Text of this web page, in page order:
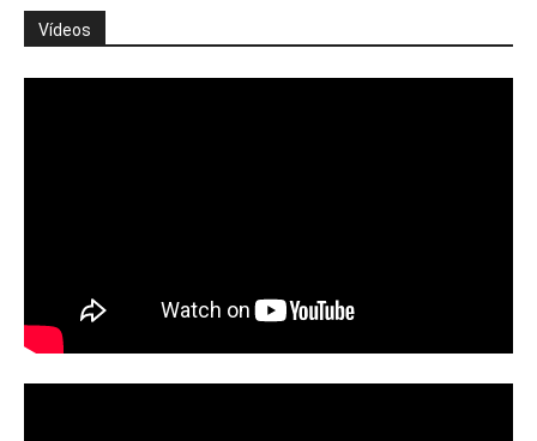
Vídeos